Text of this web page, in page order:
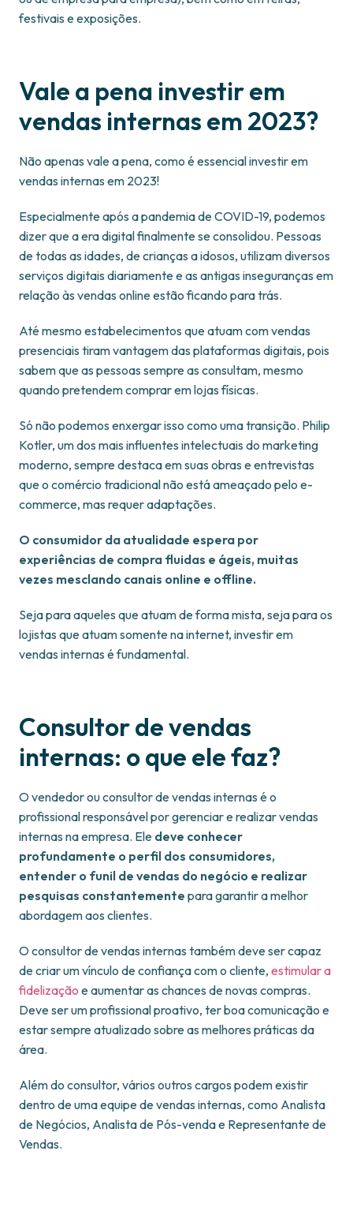
festivais e exposições.
Vale a pena investir em
vendas internas em 2023?
Não apenas vale a pena, como é essencial investir em
vendas internas em 2023!
Especialmente após a pandemia de COVID-19, podemos
dizer que a era digital finalmente se consolidou. Pessoas
de todas as idades, de crianças a idosos, utilizam diversos
serviços digitais diariamente e as antigas inseguranças em
relação às vendas online estão ficando para trás.
Até mesmo estabelecimentos que atuam com vendas
presenciais tiram vantagem das plataformas digitais, pois
sabem que as pessoas sempre as consultam, mesmo
quando pretendem comprar em lojas físicas.
Só não podemos enxergar isso como uma transição. Philip
Kotler, um dos mais influentes intelectuais do marketing
moderno, sempre destaca em suas obras e entrevistas
que o comércio tradicional não está ameaçado pelo e-
commerce, mas requer adaptações.
O consumidor da atualidade espera por
experiências de compra fluidas e ágeis, muitas
vezes mesclando canais online e offline.
Seja para aqueles que atuam de forma mista, seja para os
lojistas que atuam somente na internet, investir em
vendas internas é fundamental.
Consultor de vendas
internas: o que ele faz?
O vendedor ou consultor de vendas internas é o
profissional responsável por gerenciar e realizar vendas
internas na empresa. Ele deve conhecer
profundamente o perfil dos consumidores,
entender o funil de vendas do negócio e realizar
pesquisas constantemente para garantir a melhor
abordagem aos clientes.
O consultor de vendas internas também deve ser capaz
de criar um vínculo de confiança com o cliente, estimular a
fidelização e aumentar as chances de novas compras.
Deve ser um profissional proativo, ter boa comunicação e
estar sempre atualizado sobre as melhores práticas da
área.
Além do consultor, vários outros cargos podem existir
dentro de uma equipe de vendas internas, como Analista
de Negócios, Analista de Pós-venda e Representante de
Vendas.